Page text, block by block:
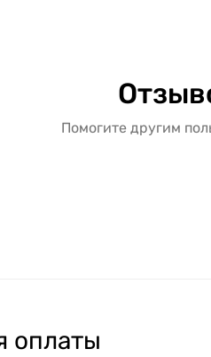
Помогите другим
оплаты